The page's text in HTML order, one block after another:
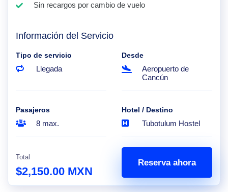
Sin recargos por cambio de vuelo
Información del Servicio
Tipo de servicio
Llegada
Desde
Aeropuerto de
Cancún
Pasajeros
8 max.
Hotel / Destino
Tubotulum Hostel
Total
$2,150.00 MXN
Reserva ahora